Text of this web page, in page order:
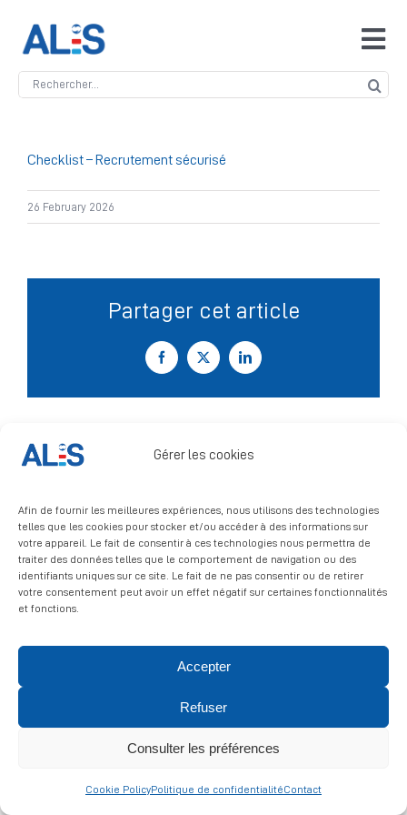
Gérer les cookies
Afin de fournir les meilleures expériences, nous utilisons des technologies
telles que les cookies pour stocker et/ou accéder à des informations sur
votre appareil. Le fait de consentir à ces technologies nous permettra de
traiter des données telles que le comportement de navigation ou des
identifiants uniques sur ce site. Le fait de ne pas consentir ou de retirer
votre consentement peut avoir un effet négatif sur certaines fonctionnalités
et fonctions.
Accepter
Refuser
Consulter les préférences
Cookie PolicyPolitique de confidentialitéContact
content
Search
Accueil
ALIS
Antidopage
Signalement
Checklist – Recrutement sécurisé
26 February 2026
Partager cet article
Facebook
X LinkedIn
© 2026 ALIS | All rights reserved
légales